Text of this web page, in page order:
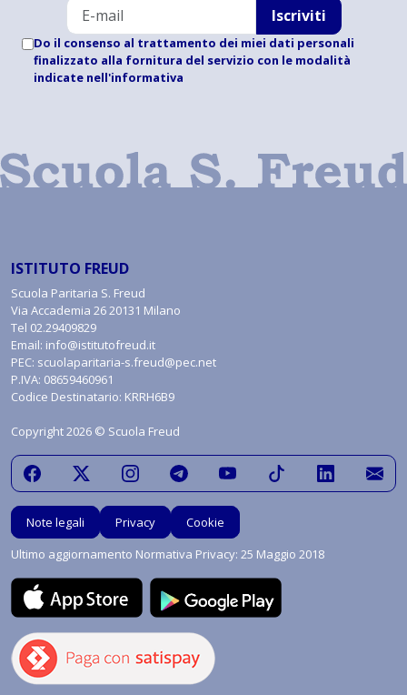
Iscriviti
Do il consenso al trattamento dei miei dati personali
finalizzato alla fornitura del servizio con le modalità
indicate nell'informativa
ISTITUTO FREUD
Scuola Paritaria S. Freud
Via Accademia 26 20131 Milano
Tel 02.29409829
Email: info@istitutofreud.it
PEC: scuolaparitaria-s.freud@pec.net
P.IVA: 08659460961
Codice Destinatario: KRRH6B9
Copyright 2026 © Scuola Freud
Note legali Privacy
Cookie
Ultimo aggiornamento Normativa Privacy: 25 Maggio 2018